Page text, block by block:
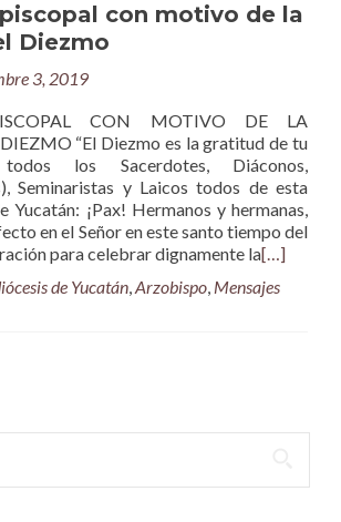
con motivo de la
Diezmo
3, 2019
CON MOTIVO DE LA
“El Diezmo es la gratitud de tu
los Sacerdotes, Diáconos,
Seminaristas y Laicos todos de esta
Yucatán: ¡Pax! Hermanos y hermanas,
en el Señor en este santo tiempo del
para celebrar dignamente la[…]
de Yucatán,Arzobispo, Mensajes